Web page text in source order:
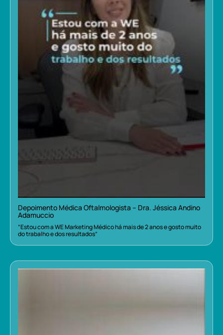
Depoimento Médica Oftalmologista – Dra. Jéssica Andino
Adamuccio
“Estou com a WE Marketing Médico há mais de 2 anos e gosto muito
do trabalho e dos resultados”